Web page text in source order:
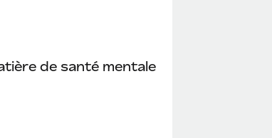
de santé mentale